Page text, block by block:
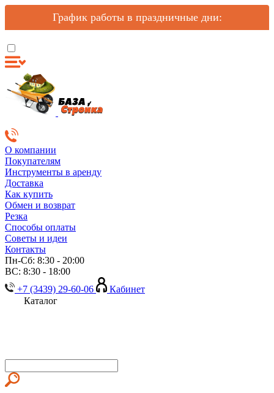
График работы в праздничные дни:
О компании
Покупателям
Инструменты в аренду
Доставка
Как купить
Обмен и возврат
Резка
Способы оплаты
Советы и идеи
Контакты
Пн-Сб: 8:30 - 20:00
ВС: 8:30 - 18:00
+7 (3439) 29-60-06
Кабинет
Каталог